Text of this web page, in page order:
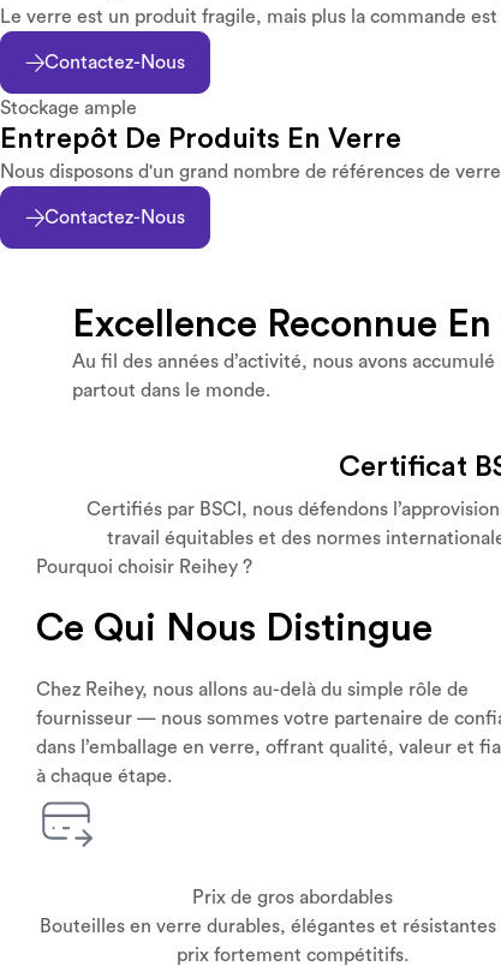
Le verre est un produit fragile, mais plus la commande
Contactez-Nous
Stockage ample
Entrepôt De Produits En Verre
Nous disposons d'un grand nombre de références de
Contactez-Nous
Excellence Reconnue
Au fil des années d’activité, nous avons
partout dans le monde.
Certificat
Certifiés par BSCI, nous défendons
travail équitables et des normes
Pourquoi choisir Reihey ?
Ce Qui Nous Distingue
Chez Reihey, nous allons au-delà du simple rôle de
fournisseur — nous sommes votre partenaire de
dans l’emballage en verre, offrant qualité, valeur et
à chaque étape.
Prix de gros abordables
Bouteilles en verre durables, élégantes et résistantes
prix fortement compétitifs.